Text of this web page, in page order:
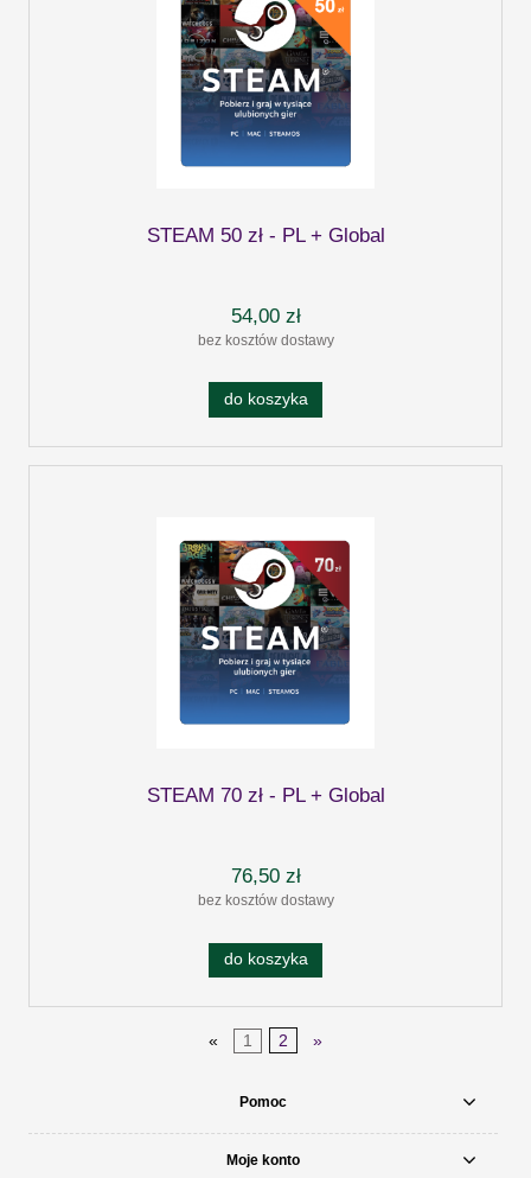
STEAM 50 zł - PL + Global
54,00 zł
bez kosztów dostawy
do koszyka
STEAM 70 zł - PL + Global
76,50 zł
bez kosztów dostawy
do koszyka
« 1 2 »
Pomoc
Moje konto